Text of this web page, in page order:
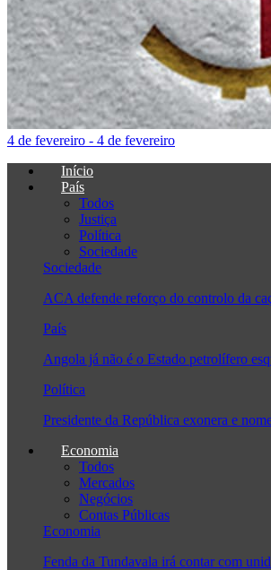
4 de fevereiro - 4 de fevereiro
Início
País
Todos
Justiça
Política
Sociedade
Sociedade
ACA defende reforço do controlo da
País
Angola já não é o Estado petrolífero
Política
Presidente da República exonera e
Economia
Todos
Mercados
Negócios
Contas Públicas
Economia
Fenda da Tundavala irá contar com